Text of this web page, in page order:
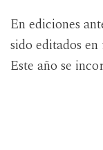
En ediciones
sido editados
Este año se